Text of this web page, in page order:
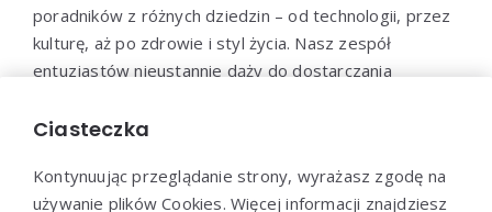
poradników z różnych dziedzin – od technologii, przez
kulturę, aż po zdrowie i styl życia. Nasz zespół
entuzjastów nieustannie dąży do dostarczania
poszerzyć horyzonty i efektywnie wykorzystać
Ciasteczka
Kontynuując przeglądanie strony, wyrażasz zgodę na
używanie plików Cookies. Więcej informacji znajdziesz